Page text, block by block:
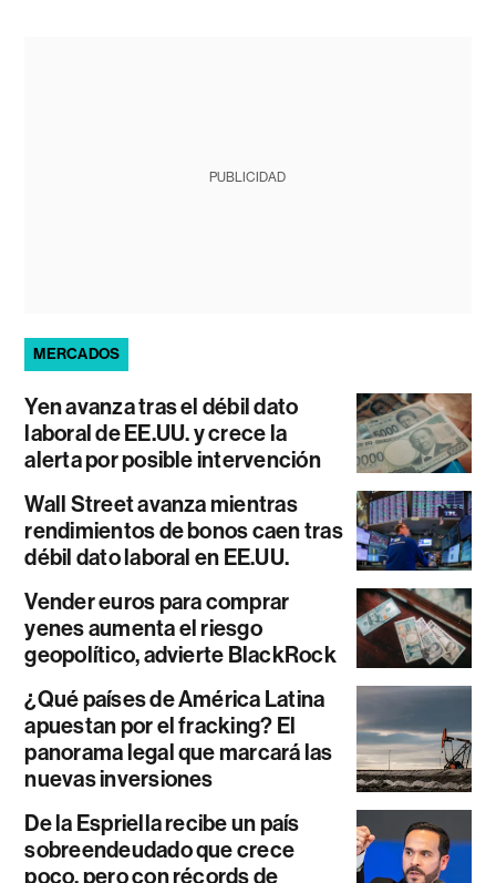
PUBLICIDAD
MERCADOS
Yen avanza tras el débil dato
laboral de EE.UU. y crece la
alerta por posible intervención
Wall Street avanza mientras
rendimientos de bonos caen tras
débil dato laboral en EE.UU.
Vender euros para comprar
yenes aumenta el riesgo
geopolítico, advierte BlackRock
¿Qué países de América Latina
apuestan por el fracking? El
panorama legal que marcará las
nuevas inversiones
De la Espriella recibe un país
sobreendeudado que crece
poco, pero con récords de